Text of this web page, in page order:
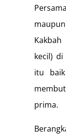
kecil)
itu
prima.